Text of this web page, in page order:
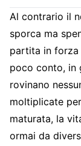
Al contrario il
sporca ma
partita in forza
poco conto, in
rovinano
moltiplicate
maturata, la
ormai da